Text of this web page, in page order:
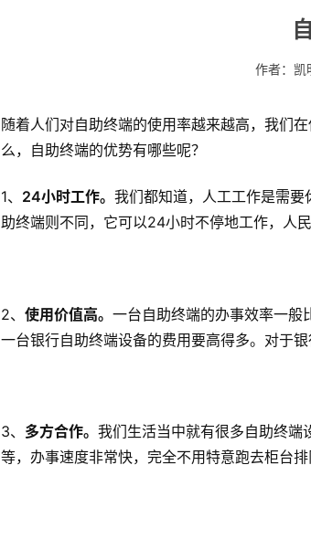
作者：凯
随着人们对自助终端的使用率越来越高，我们
么，自助终端的优势有哪些呢？
1、 24小时工作。 我们都知道，人工工作是需
助终端则不同，它可以24小时不停地工作，人
2、 使用价值高。 一台自助终端的办事效率一般
一台银行自助终端设备的费用要高得多。对于
3、 多方合作。 我们生活当中就有很多自助终端
等，办事速度非常快，完全不用特意跑去柜台